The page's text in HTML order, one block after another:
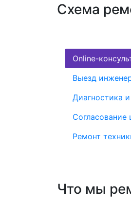
Схема
Online-
Выезд
Диагностика
Согласование
Ремонт
Что мы